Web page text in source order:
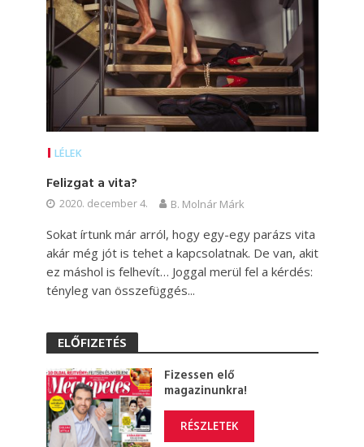
LÉLEK
Felizgat a vita?
2020. december 4. B. Molnár Márk
Sokat írtunk már arról, hogy egy-egy parázs vita
akár még jót is tehet a kapcsolatnak. De van, akit
ez máshol is felhevít… Joggal merül fel a kérdés:
tényleg van összefüggés...
ELŐFIZETÉS
Fizessen elő
magazinunkra!
RÉSZLETEK